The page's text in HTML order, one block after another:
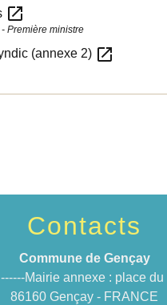
open_in_new
Première ministre
(annexe 2) open_in_new
Contacts
Commune de Gençay
Mairie annexe : place
86160 Gençay - FRANCE